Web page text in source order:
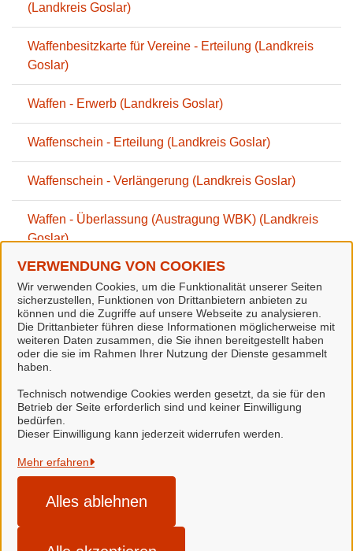
VERWENDUNG VON COOKIES
Wir verwenden Cookies, um die Funktionalität unserer Seiten
sicherzustellen, Funktionen von Drittanbietern anbieten zu
können und die Zugriffe auf unsere Webseite zu analysieren.
Die Drittanbieter führen diese Informationen möglicherweise mit
weiteren Daten zusammen, die Sie ihnen bereitgestellt haben
oder die sie im Rahmen Ihrer Nutzung der Dienste gesammelt
haben.
Technisch notwendige Cookies werden gesetzt, da sie für den
Betrieb der Seite erforderlich sind und keiner Einwilligung
bedürfen.
Dieser Einwilligung kann jederzeit widerrufen werden.
Mehr erfahren
Alles ablehnen
(Landkreis Goslar)
Waffenbesitzkarte für Vereine - Erteilung (Landkreis
Goslar)
Waffen - Erwerb (Landkreis Goslar)
Waffenschein - Erteilung (Landkreis Goslar)
Waffenschein - Verlängerung (Landkreis Goslar)
Waffen - Überlassung (Austragung WBK) (Landkreis
Goslar)
Waffen und Munition - Voreintrag zum Erwerben
(Landkreis Goslar)
Stadt Seesen
Alle Rechte vorbehalten
Impressum